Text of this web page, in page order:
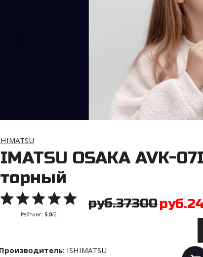
OSAKA AVK-07I
Рейтинг: 5.0/2
руб.37300
Производитель: ISHIMATSU